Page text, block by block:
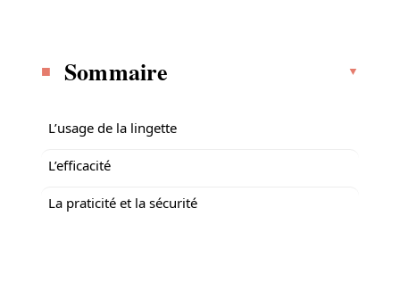
Sommaire
L’usage de la lingette
L’efficacité
La praticité et la sécurité